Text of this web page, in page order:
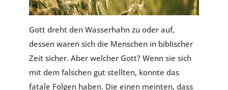
Gott dreht den Wasserhahn zu oder auf,
dessen waren sich die Menschen in biblischer
Zeit sicher. Aber welcher Gott? Wenn sie sich
mit dem falschen gut stellten, konnte das
fatale Folgen haben. Die einen meinten, dass